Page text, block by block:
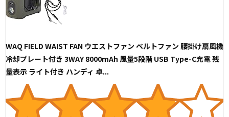
WAQ FIELD WAIST FAN ウエストファン ベルトファン 腰掛け扇風機
冷却プレート付き 3WAY 8000mAh 風量5段階 USB Type-C充電 残
量表示 ライト付き ハンディ 卓...